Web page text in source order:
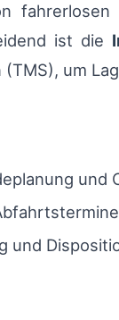
ist die
um
und